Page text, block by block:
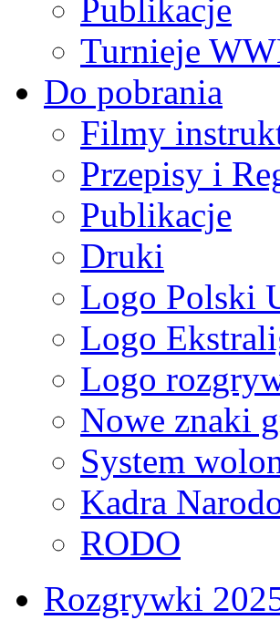
Publikacje
Turnieje
Do pobrania
Filmy
Przepisy i
Publikacje
Druki
Logo Polski
Logo
Logo
Nowe znaki
System
Kadra
RODO
Rozgrywki